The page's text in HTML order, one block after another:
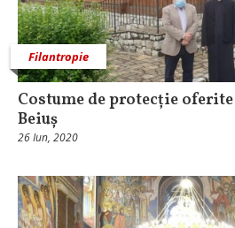
Filantropie
Costume de protecție
Beiuș
26 Iun, 2020